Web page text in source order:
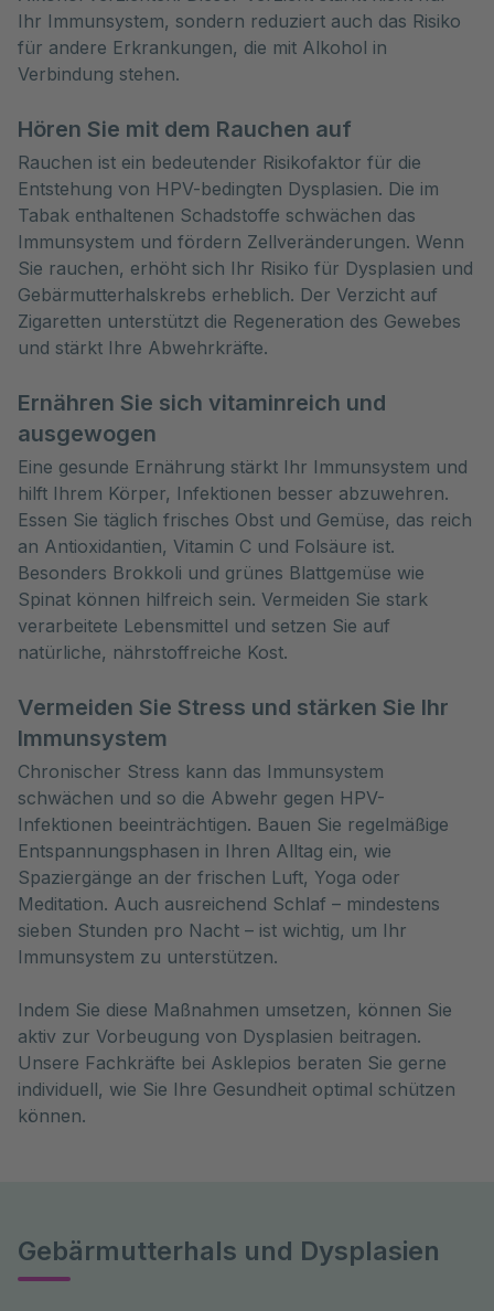
Ihr Immunsystem, sondern reduziert auch das Risiko
für andere Erkrankungen, die mit Alkohol in
Verbindung stehen.
Hören Sie mit dem Rauchen auf
Rauchen ist ein bedeutender Risikofaktor für die
Entstehung von HPV-bedingten Dysplasien. Die im
Tabak enthaltenen Schadstoffe schwächen das
Immunsystem und fördern Zellveränderungen. Wenn
Sie rauchen, erhöht sich Ihr Risiko für Dysplasien und
Gebärmutterhalskrebs erheblich. Der Verzicht auf
Zigaretten unterstützt die Regeneration des Gewebes
und stärkt Ihre Abwehrkräfte.
Ernähren Sie sich vitaminreich und
ausgewogen
Eine gesunde Ernährung stärkt Ihr Immunsystem und
hilft Ihrem Körper, Infektionen besser abzuwehren.
Essen Sie täglich frisches Obst und Gemüse, das reich
an Antioxidantien, Vitamin C und Folsäure ist.
Besonders Brokkoli und grünes Blattgemüse wie
Spinat können hilfreich sein. Vermeiden Sie stark
verarbeitete Lebensmittel und setzen Sie auf
natürliche, nährstoffreiche Kost.
Vermeiden Sie Stress und stärken Sie Ihr
Immunsystem
Chronischer Stress kann das Immunsystem
schwächen und so die Abwehr gegen HPV-
Infektionen beeinträchtigen. Bauen Sie regelmäßige
Entspannungsphasen in Ihren Alltag ein, wie
Spaziergänge an der frischen Luft, Yoga oder
Meditation. Auch ausreichend Schlaf – mindestens
sieben Stunden pro Nacht – ist wichtig, um Ihr
Immunsystem zu unterstützen.
Indem Sie diese Maßnahmen umsetzen, können Sie
aktiv zur Vorbeugung von Dysplasien beitragen.
Unsere Fachkräfte bei Asklepios beraten Sie gerne
individuell, wie Sie Ihre Gesundheit optimal schützen
können.
Gebärmutterhals und Dysplasien